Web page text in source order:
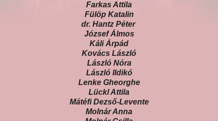
Farkas Attila
Fülöp Katalin
dr. Hantz Péter
József Álmos
Káli Árpád
Kovács László
László Nóra
László Ildikó
Lenke Gheorghe
Lückl Attila
Mátéfi Dezső-Levente
Molnár Anna